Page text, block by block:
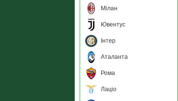
Мілан
Ювентус
Інтер
Аталанта
Рома
Лаціо